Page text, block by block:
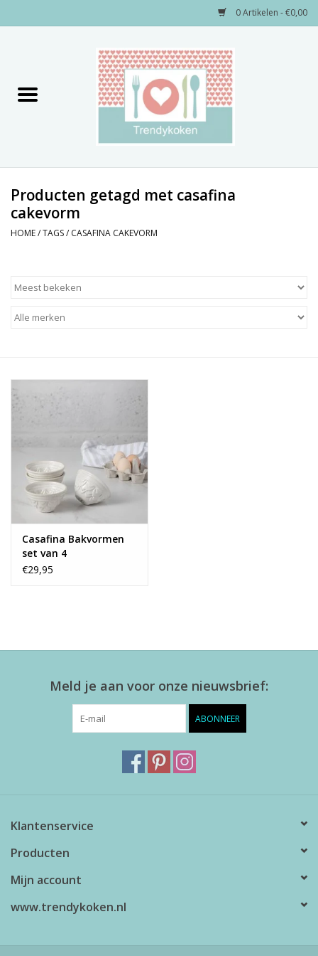
0 Artikelen - €0,00
Decoratie
Keukengerei
NIEUW!
Kleuren
Producten getagd met casafina
cakevorm
HOME/TAGS/ CASAFINA CAKEVORM
Casafina Bakvormen
set van 4
€29,95
Meld je aan voor onze nieuwsbrief:
ABONNEER
Klantenservice
Producten
Mijn account
www.trendykoken.nl